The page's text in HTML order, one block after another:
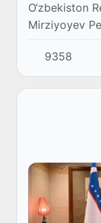
O‘zbekiston
Mirziyoyev
doirasida 3-
Ikkinchi
yilligiga...
9358